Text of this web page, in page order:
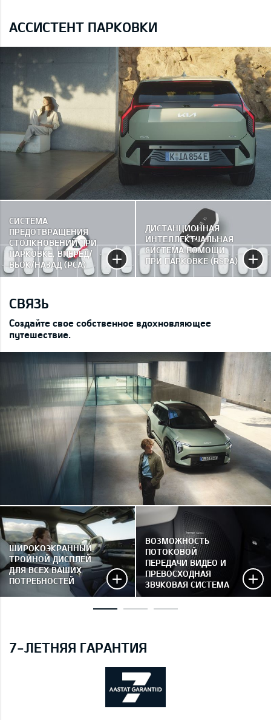
АССИСТЕНТ ПАРКОВКИ
СИСТЕМА
ПРЕДОТВРАЩЕНИЯ
СТОЛКНОВЕНИЙ ПРИ
ПАРКОВКЕ, ВПЕРЕД/
ВБОК/НАЗАД (PCA)
ДИСТАНЦИОННАЯ
ИНТЕЛЛЕКТУАЛЬНАЯ
СИСТЕМА ПОМОЩИ
ПРИ ПАРКОВКЕ (RSPA)
СВЯЗЬ
Создайте свое собственное вдохновляющее
путешествие.
ШИРОКОЭКРАННЫЙ
ТРОЙНОЙ ДИСПЛЕЙ
ДЛЯ ВСЕХ ВАШИХ
ПОТРЕБНОСТЕЙ
ВОЗМОЖНОСТЬ
ПОТОКОВОЙ
ПЕРЕДАЧИ ВИДЕО И
ПРЕВОСХОДНАЯ
ЗВУКОВАЯ СИСТЕМА
7-ЛЕТНЯЯ ГАРАНТИЯ